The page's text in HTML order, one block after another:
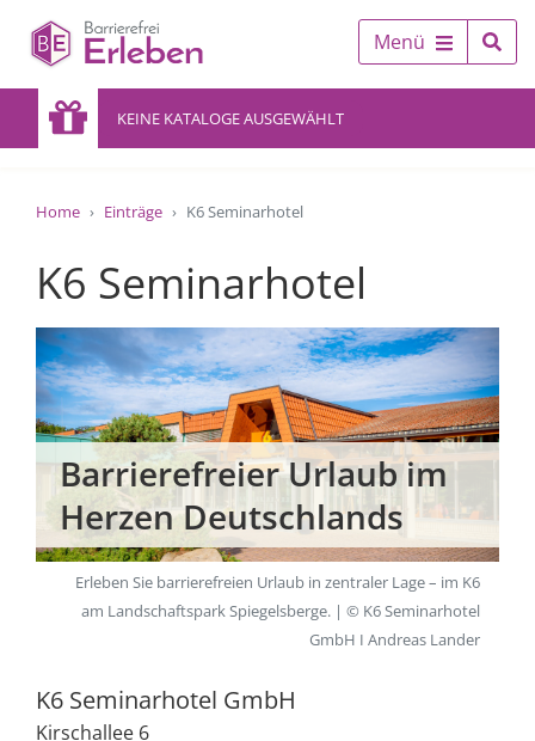
Menü
KEINE KATALOGE AUSGEWÄHLT
Home Einträge K6 Seminarhotel
K6 Seminarhotel
Barrierefreier Urlaub im
Herzen Deutschlands
Erleben Sie barrierefreien Urlaub in zentraler Lage – im K6
am Landschaftspark Spiegelsberge. | © K6 Seminarhotel
GmbH I Andreas Lander
K6 Seminarhotel GmbH
Kirschallee 6